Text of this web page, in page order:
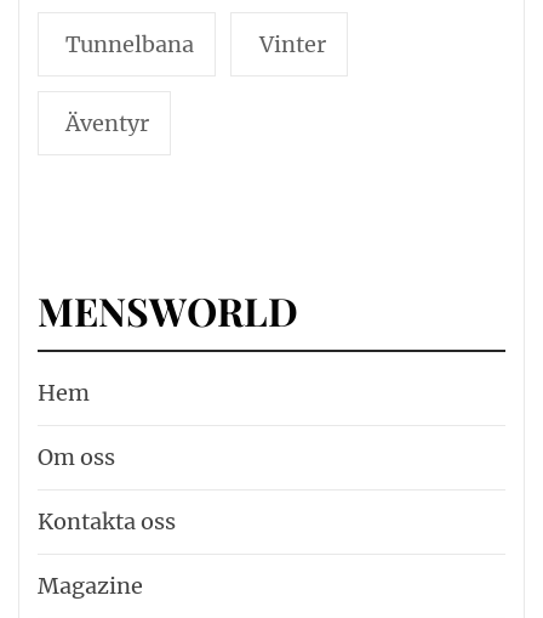
Tunnelbana Vinter
Äventyr
MENSWORLD
Hem
Om oss
Kontakta oss
Magazine